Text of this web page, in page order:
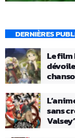
DERNIÈRES
Le film
sans